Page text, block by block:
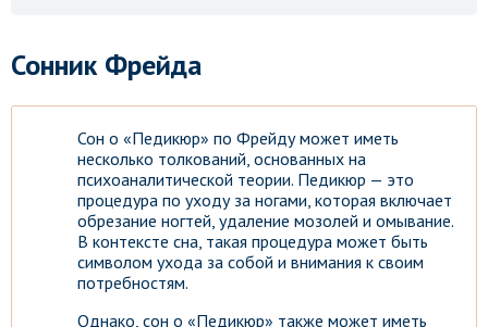
Сонник Фрейда
Сон о «Педикюр» по Фрейду может иметь
несколько толкований, основанных на
психоаналитической теории. Педикюр — это
процедура по уходу за ногами, которая включает
обрезание ногтей, удаление мозолей и омывание.
В контексте сна, такая процедура может быть
символом ухода за собой и внимания к своим
потребностям.
Однако, сон о «Педикюр» также может иметь